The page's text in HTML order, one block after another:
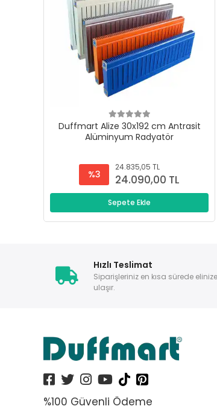
Duffmart Alize 30x192 cm Antrasit
Alüminyum Radyatör
%3
24.835,05 TL
24.090,00 TL
Sepete Ekle
Hızlı Teslimat
Siparişleriniz en kısa sürede elinize
ulaşır.
%100 Güvenli Ödeme